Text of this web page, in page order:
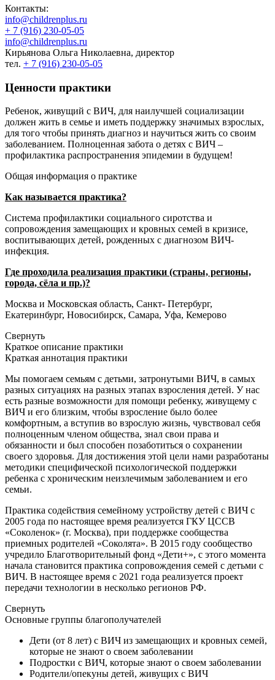
Контакты:
info@childrenplus.ru
+ 7 (916) 230-05-05
info@childrenplus.ru
Кирьянова Ольга Николаевна, директор
тел. + 7 (916) 230-05-05
Ценности практики
Ребенок, живущий с ВИЧ, для наилучшей социализации
должен жить в семье и иметь поддержку значимых взрослых,
для того чтобы принять диагноз и научиться жить со своим
заболеванием. Полноценная забота о детях с ВИЧ –
профилактика распространения эпидемии в будущем!
Общая информация о практике
Как называется практика?
Система профилактики социального сиротства и
сопровождения замещающих и кровных семей в кризисе,
воспитывающих детей, рожденных с диагнозом ВИЧ-
инфекция.
Где проходила реализация практики (страны, регионы,
города, сёла и пр.)?
Москва и Московская область, Санкт- Петербург,
Екатеринбург, Новосибирск, Самара, Уфа, Кемерово
Свернуть
Краткое описание практики
Краткая аннотация практики
Мы помогаем семьям с детьми, затронутыми ВИЧ, в самых
разных ситуациях на разных этапах взросления детей. У нас
есть разные возможности для помощи ребенку, живущему с
ВИЧ и его близким, чтобы взросление было более
комфортным, а вступив во взрослую жизнь, чувствовал себя
полноценным членом общества, знал свои права и
обязанности и был способен позаботиться о сохранении
своего здоровья. Для достижения этой цели нами разработаны
методики специфической психологической поддержки
ребенка с хроническим неизлечимым заболеванием и его
семьи.
Практика содействия семейному устройству детей с ВИЧ с
2005 года по настоящее время реализуется ГКУ ЦССВ
«Соколенок» (г. Москва), при поддержке сообщества
приемных родителей «Соколята». В 2015 году сообщество
учредило Благотворительный фонд «Дети+», с этого момента
начала становится практика сопровождения семей с детьми с
ВИЧ. В настоящее время с 2021 года реализуется проект
передачи технологии в несколько регионов РФ.
Свернуть
Основные группы благополучателей
Дети (от 8 лет) с ВИЧ из замещающих и кровных семей,
которые не знают о своем заболевании
Подростки с ВИЧ, которые знают о своем заболевании
Родители/опекуны детей, живущих с ВИЧ